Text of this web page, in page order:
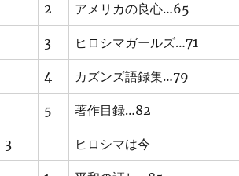
2 アメリカの良心…65
3 ヒロシマガールズ…71
4 カズンズ語録集…79
5 著作目録…82
3 ヒロシマは今